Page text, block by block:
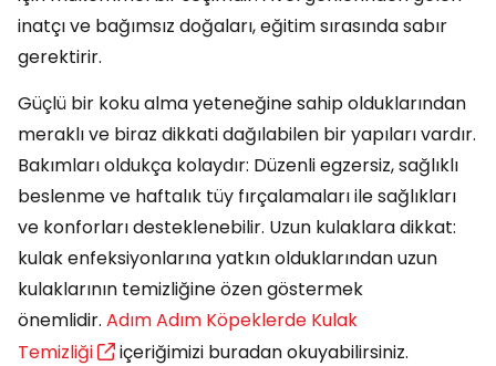
inatçı ve bağımsız doğaları, eğitim sırasında sabır
gerektirir.
Güçlü bir koku alma yeteneğine sahip olduklarından
meraklı ve biraz dikkati dağılabilen bir yapıları vardır.
Bakımları oldukça kolaydır: Düzenli egzersiz, sağlıklı
beslenme ve haftalık tüy fırçalamaları ile sağlıkları
ve konforları desteklenebilir. Uzun kulaklara dikkat:
kulak enfeksiyonlarına yatkın olduklarından uzun
kulaklarının temizliğine özen göstermek
önemlidir. Adım Adım Köpeklerde Kulak
Temizliği
içeriğimizi buradan okuyabilirsiniz.